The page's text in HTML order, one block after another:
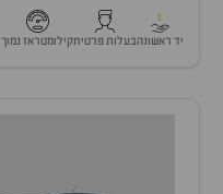
1
יד ראשונהבעלות פרטיתקילומטראז נמוך